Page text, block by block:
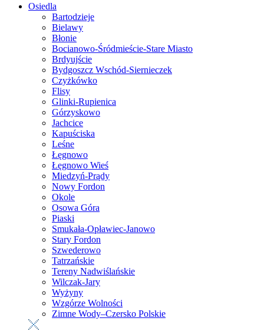
Osiedla
Bartodzieje
Bielawy
Błonie
Bocianowo-Śródmieście-Stare Miasto
Brdyujście
Bydgoszcz Wschód-Siernieczek
Czyżkówko
Flisy
Glinki-Rupienica
Górzyskowo
Jachcice
Kapuściska
Leśne
Łęgnowo
Łęgnowo Wieś
Miedzyń-Prądy
Nowy Fordon
Okole
Osowa Góra
Piaski
Smukała-Opławiec-Janowo
Stary Fordon
Szwederowo
Tatrzańskie
Tereny Nadwiślańskie
Wilczak-Jary
Wyżyny
Wzgórze Wolności
Zimne Wody–Czersko Polskie